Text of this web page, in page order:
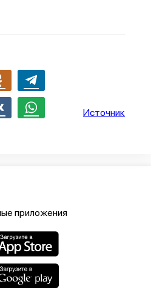
Источник
приложения